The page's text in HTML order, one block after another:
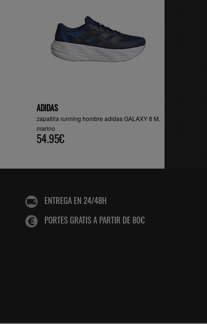
ADIDAS
zapatilla running hombre adidas GALAXY 8 M,
marino
54.95€
ENTREGA EN 24/48H
PORTES GRATIS A PARTIR DE 80€